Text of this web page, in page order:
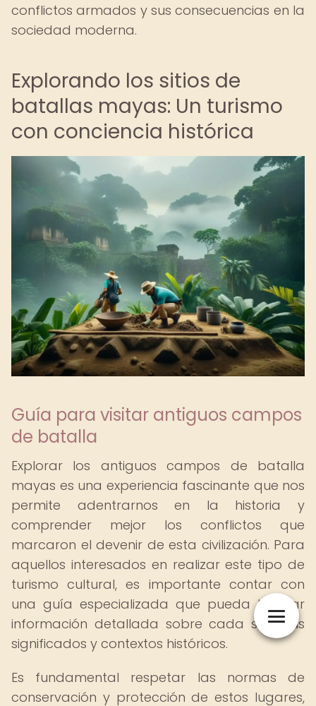
conflictos armados y sus consecuencias en la
sociedad moderna.
Explorando los sitios de
batallas mayas: Un turismo
con conciencia histórica
Guía para visitar antiguos campos
de batalla
Explorar los antiguos campos de batalla
mayas es una experiencia fascinante que nos
permite adentrarnos en la historia y
comprender mejor los conflictos que
marcaron el devenir de esta civilización. Para
aquellos interesados en realizar este tipo de
turismo cultural, es importante contar con
una guía especializada que pueda brindar
información detallada sobre cada sitio, sus
significados y contextos históricos.
Es fundamental respetar las normas de
conservación y protección de estos lugares,